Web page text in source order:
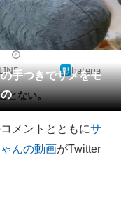
手つきでサメをモ
hatena
とない。
メントとともにサ
んの動画がTwitter